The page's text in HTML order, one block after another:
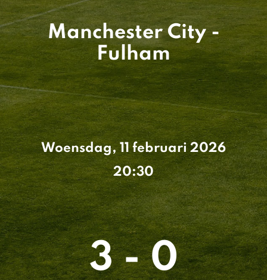
Manchester City -
Fulham
Woensdag, 11 februari 2026
20:30
3 - 0